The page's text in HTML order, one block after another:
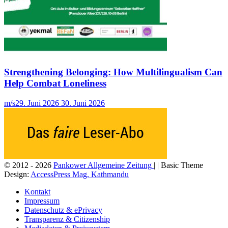
Strengthening Belonging: How Multilingualism Can
Help Combat Loneliness
m/s29. Juni 2026 30. Juni 2026
© 2012 - 2026 Pankower Allgemeine Zeitung | | Basic Theme
Design: AccessPress Mag, Kathmandu
Kontakt
Impressum
Datenschutz & ePrivacy
Transparenz & Citizenship